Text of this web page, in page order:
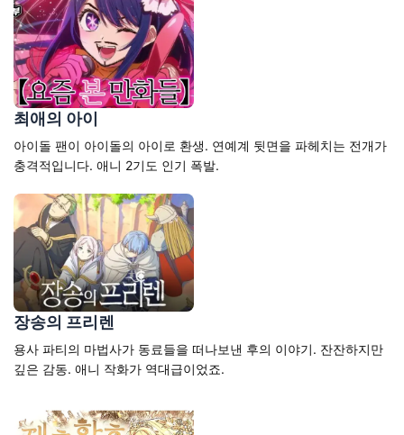
최애의 아이
아이돌 팬이 아이돌의 아이로 환생. 연예계 뒷면을 파헤치는 전개가
충격적입니다. 애니 2기도 인기 폭발.
장송의 프리렌
용사 파티의 마법사가 동료들을 떠나보낸 후의 이야기. 잔잔하지만
깊은 감동. 애니 작화가 역대급이었죠.